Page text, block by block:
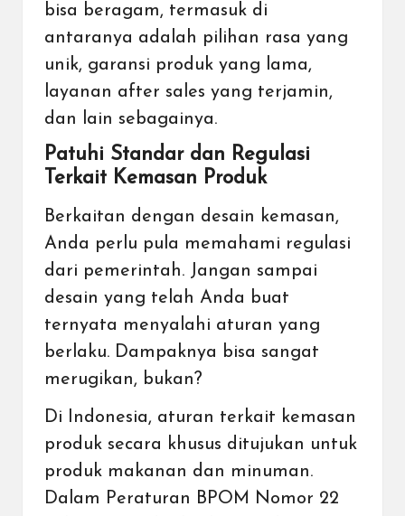
bisa beragam, termasuk di
antaranya adalah pilihan rasa yang
unik, garansi produk yang lama,
layanan after sales yang terjamin,
dan lain sebagainya.
Patuhi Standar dan Regulasi
Terkait Kemasan Produk
Berkaitan dengan desain kemasan,
Anda perlu pula memahami regulasi
dari pemerintah. Jangan sampai
desain yang telah Anda buat
ternyata menyalahi aturan yang
berlaku. Dampaknya bisa sangat
merugikan, bukan?
Di Indonesia, aturan terkait kemasan
produk secara khusus ditujukan untuk
produk makanan dan minuman.
Dalam Peraturan BPOM Nomor 22